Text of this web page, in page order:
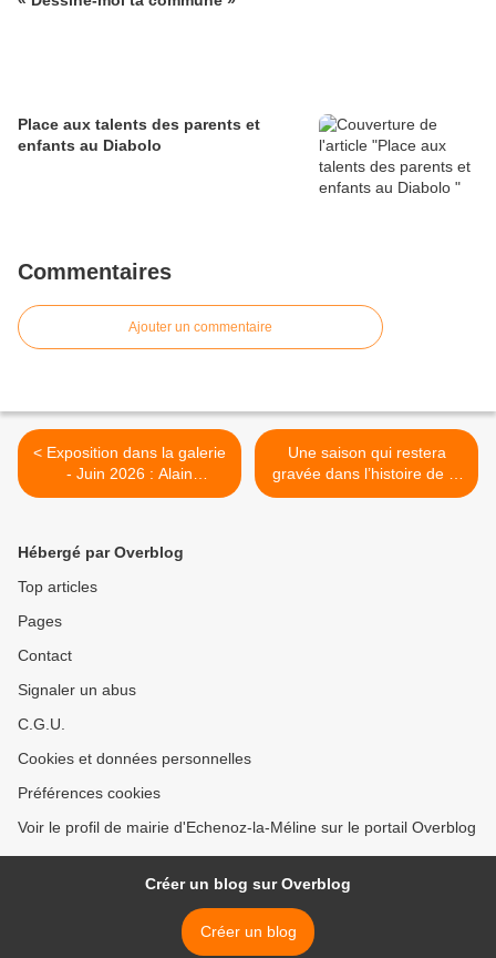
Place aux talents des parents et
enfants au Diabolo
Commentaires
Ajouter un commentaire
< Exposition dans la galerie
- Juin 2026 : Alain
Jeanguyot
Une saison qui restera
gravée dans l’histoire de la
Légère Mélinoise >
Hébergé par Overblog
Top articles
Pages
Contact
Signaler un abus
C.G.U.
Cookies et données personnelles
Préférences cookies
Voir le profil de mairie d'Echenoz-la-Méline sur le portail Overblog
Créer un blog sur Overblog
Créer un blog